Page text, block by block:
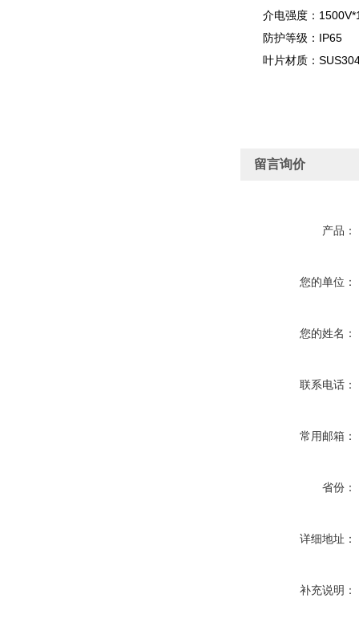
介电强度：
防护等级：IP65
叶片材质：
留言询价
产品：
您的单位：
您的姓名：
联系电话：
常用邮箱：
省份：
详细地址：
补充说明：